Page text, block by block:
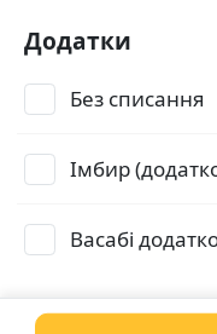
Додатки
Без списання
Імбир
Васабі